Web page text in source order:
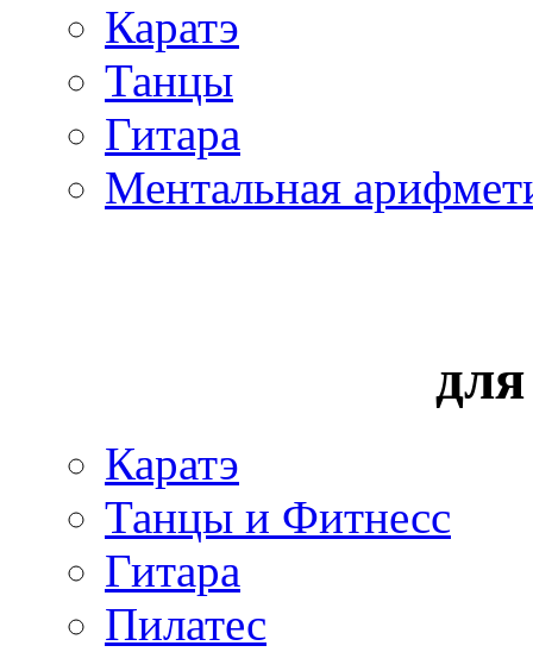
Каратэ
Танцы
Гитара
Ментальная
Каратэ
Танцы и Фитнесс
Гитара
Пилатес